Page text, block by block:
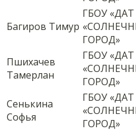
Багиров Тимур
ГБОУ «ДАТ
ГОРОД»
Пшихачев
Тамерлан
ГБОУ «ДАТ
ГОРОД»
Сенькина
Софья
ГБОУ «ДАТ
ГОРОД»